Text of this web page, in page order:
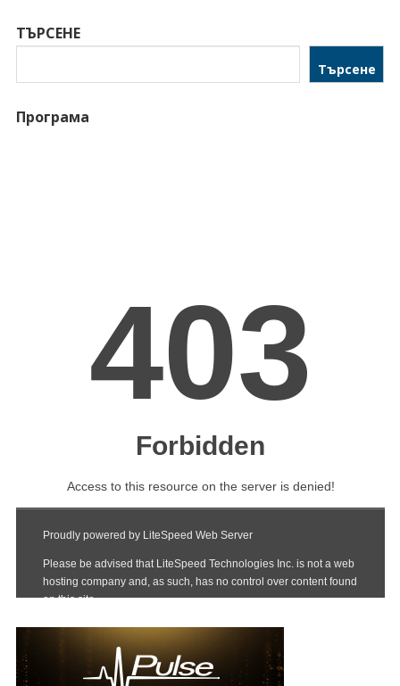
ТЪРСЕНЕ
Търсене
Програма